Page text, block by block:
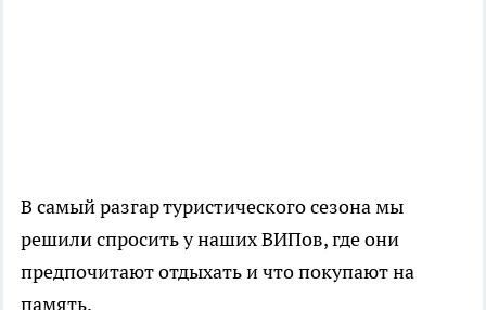
В самый разгар туристического сезона мы
решили спросить у наших ВИПов, где они
предпочитают отдыхать и что покупают на
память.